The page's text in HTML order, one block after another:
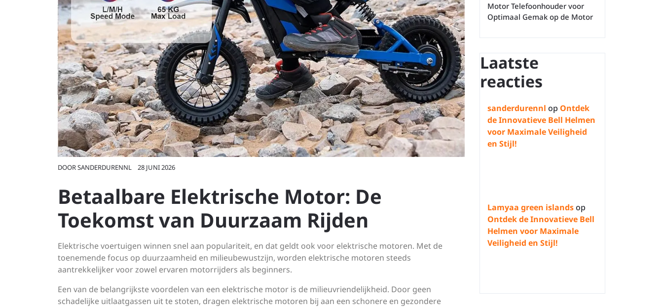
DOORSANDERDURENNL 28 JUNI 2026
Betaalbare Elektrische Motor: De
Toekomst van Duurzaam Rijden
Elektrische voertuigen winnen snel aan populariteit, en dat geldt ook voor elektrische motoren. Met de
toenemende focus op duurzaamheid en milieubewustzijn, worden elektrische motoren steeds
aantrekkelijker voor zowel ervaren motorrijders als beginners.
Een van de belangrijkste voordelen van een elektrische motor is de milieuvriendelijkheid. Door geen
schadelijke uitlaatgassen uit te stoten, dragen elektrische motoren bij aan een schonere en gezondere
Motor Telefoonhouder voor
Optimaal Gemak op de Motor
Laatste
reacties
sanderdurennl op Ontdek
de Innovatieve Bell Helmen
voor Maximale Veiligheid
en Stijl!
Lamyaa green islandsop
Ontdek de Innovatieve Bell
Helmen voor Maximale
Veiligheid en Stijl!